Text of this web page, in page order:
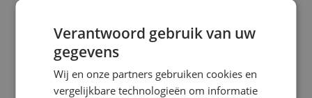
Scherm
Technisch
Verantwoord gebruik van uw
gegevens
Wij en onze partners gebruiken cookies en
vergelijkbare technologieën om informatie